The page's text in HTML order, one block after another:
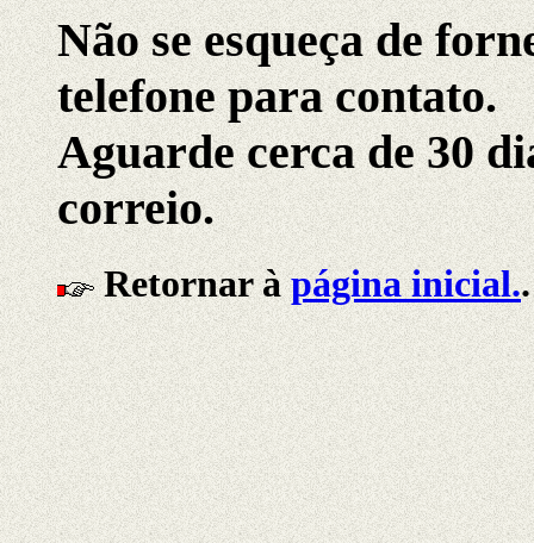
Não se esqueça de
telefone para contato.
Aguarde cerca de 30
correio.
Retornar àpágina inicial..